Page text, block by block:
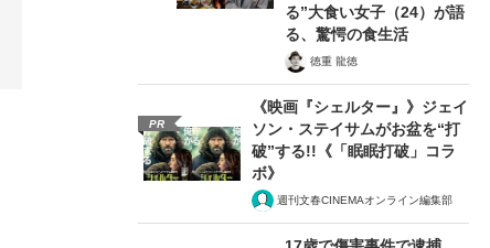
る”大食い女子（24）が語
る、驚愕の食生活
徳重 龍徳
PR
《映画『シェルター』》ジェイ
ソン・ステイサムがお盆を“打
破”する!!《「眠眠打破」コラ
ボ》
週刊文春CINEMAオンライン編集部